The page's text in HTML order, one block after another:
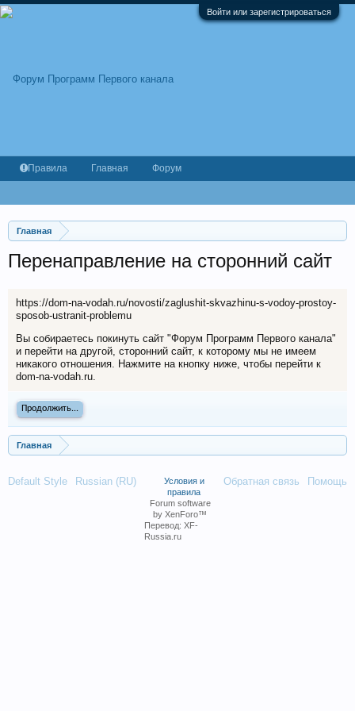
Войти или зарегистрироваться
Главная
Перенаправление на сторонний сайт
https://dom-na-vodah.ru/novosti/zaglushit-skvazhinu-s-vodoy-prostoy-
sposob-ustranit-problemu
Вы собираетесь покинуть сайт "Форум Программ Первого канала"
и перейти на другой, сторонний сайт, к которому мы не имеем
никакого отношения. Нажмите на кнопку ниже, чтобы перейти к
dom-na-vodah.ru.
Продолжить...
Главная
Правила Главная Форум
Default Style Russian (RU) Обратная связь Помощь
Условия и
правила
Forum software
by XenForo™
Перевод: XF-
Russia.ru